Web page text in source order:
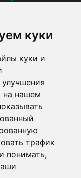
куки
куки и
на нашем
трафик
понимать,